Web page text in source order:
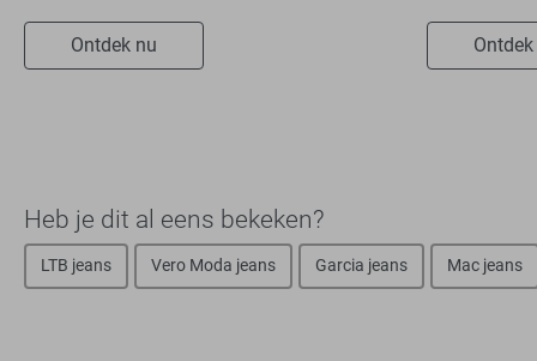
Ontdek nu
Heb je dit al eens bekeken?
LTB jeans Vero Moda jeans Garcia jeans Mac jeans